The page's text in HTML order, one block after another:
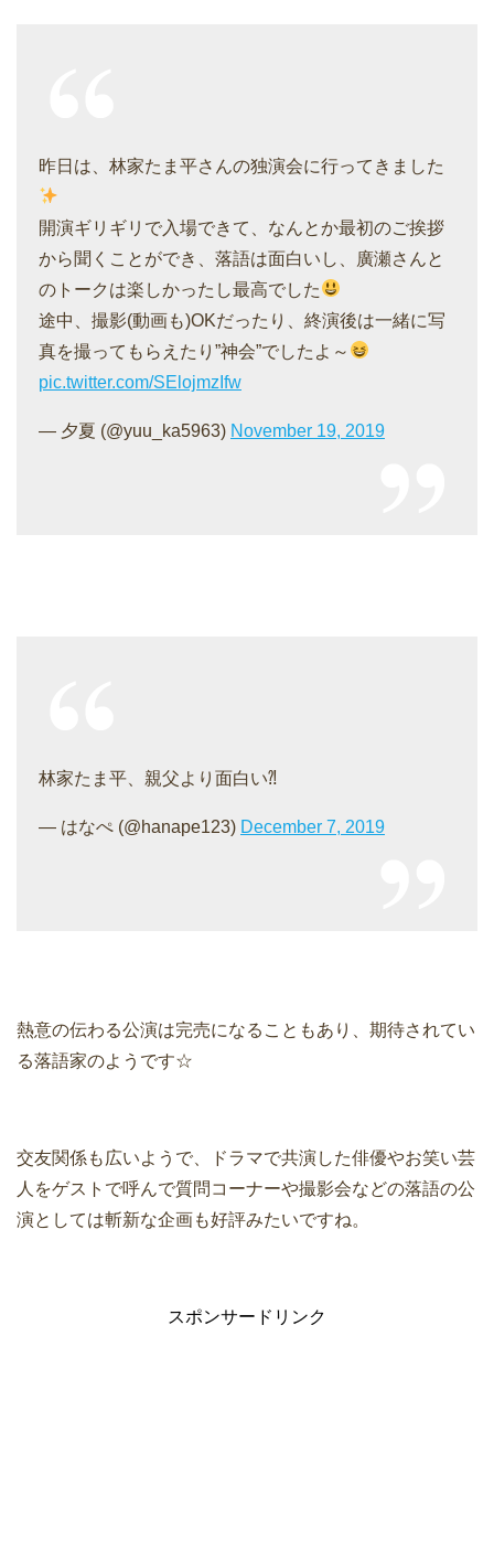
昨日は、林家たま平さんの独演会に行ってきました
開演ギリギリで入場できて、なんとか最初のご挨拶
から聞くことができ、落語は面白いし、廣瀬さんと
のトークは楽しかったし最高でした
途中、撮影(動画も)OKだったり、終演後は一緒に写
真を撮ってもらえたり”神会”でしたよ～
pic.twitter.com/SElojmzIfw
— 夕夏 (@yuu_ka5963) November 19, 2019
林家たま平、親父より面白い⁈
— はなぺ (@hanape123) December 7, 2019
熱意の伝わる公演は完売になることもあり、期待されてい
る落語家のようです☆
交友関係も広いようで、ドラマで共演した俳優やお笑い芸
人をゲストで呼んで質問コーナーや撮影会などの落語の公
演としては斬新な企画も好評みたいですね。
スポンサードリンク